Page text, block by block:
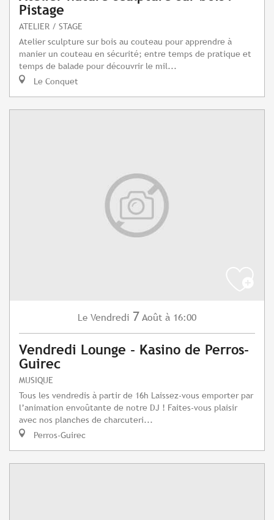
Pistage
ATELIER / STAGE
Atelier sculpture sur bois au couteau pour apprendre à
manier un couteau en sécurité; entre temps de pratique et
temps de balade pour découvrir le mil...
Le Conquet
Le Vendredi 7 Août à 16:00
Vendredi Lounge - Kasino de Perros-
Guirec
MUSIQUE
Tous les vendredis à partir de 16h Laissez-vous emporter par
l’animation envoûtante de notre DJ ! Faites-vous plaisir
avec nos planches de charcuteri...
Perros-Guirec